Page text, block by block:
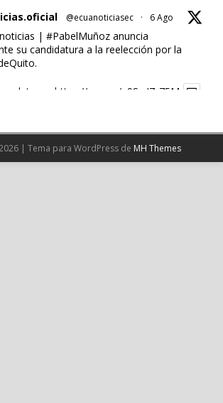
@ecuanoticiasec · 6 Ago
| #PabelMuñozanuncia
su candidatura a la reelección por la
.
en: https://wp.me/p9SwIZ-75M
Cargar más
| Tema para WordPress de MH Themes